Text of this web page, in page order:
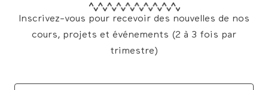
Inscrivez-vous pour recevoir des nouvelles de nos
cours, projets et événements (2 à 3 fois par
trimestre)